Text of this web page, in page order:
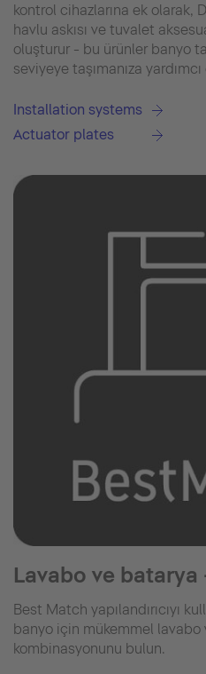
kontrol cihazlarına ek olarak,
havlu askısı ve tuvalet
oluşturur - bu ürünler banyo
seviyeye taşımanıza yardımcı
Installation systems
Actuator plates
Lavabo ve batarya
Best Match yapılandırıcıyı
banyo için mükemmel lavabo
kombinasyonunu bulun.